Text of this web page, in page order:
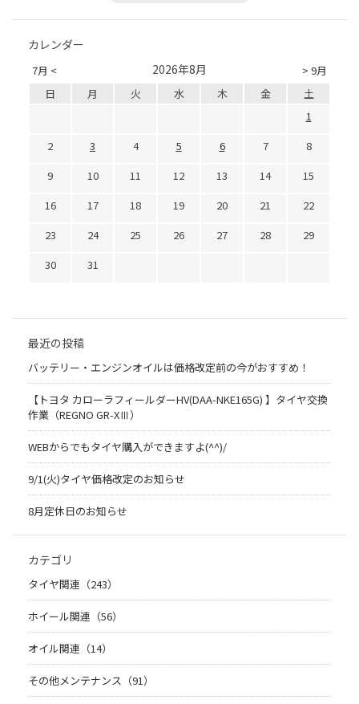
カレンダー
7月 < > 9月
2026年8月
日 月 火 水 木 金
土
1
2
3 4 5 6 7
8
9
10 11 12 13 14
15
16
17 18 19 20 21
22
23
24 25 26 27 28
29
30
31
最近の投稿
バッテリー・エンジンオイルは価格改定前の今がおすすめ！
【トヨタ カローラフィールダーHV(DAA-NKE165G) 】タイヤ交換
作業（REGNO GR-XⅢ）
WEBからでもタイヤ購入ができますよ(^^)/
9/1(火)タイヤ価格改定のお知らせ
8月定休日のお知らせ
カテゴリ
タイヤ関連（243）
ホイール関連（56）
オイル関連（14）
その他メンテナンス（91）